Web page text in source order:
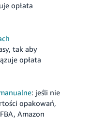
opłata
tak aby
opłata
: jeśli nie
opakowań,
Amazon